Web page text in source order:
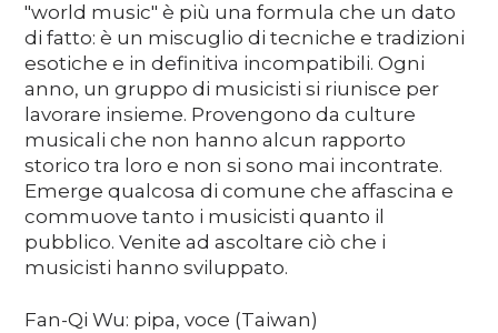
"world music" è più una formula che un dato
di fatto: è un miscuglio di tecniche e tradizioni
esotiche e in definitiva incompatibili. Ogni
anno, un gruppo di musicisti si riunisce per
lavorare insieme. Provengono da culture
musicali che non hanno alcun rapporto
storico tra loro e non si sono mai incontrate.
Emerge qualcosa di comune che affascina e
commuove tanto i musicisti quanto il
pubblico. Venite ad ascoltare ciò che i
musicisti hanno sviluppato.
Fan-Qi Wu: pipa, voce (Taiwan)